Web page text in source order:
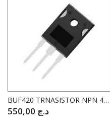
BUF420 TRNASISTOR NPN 450V 30A
د.ج